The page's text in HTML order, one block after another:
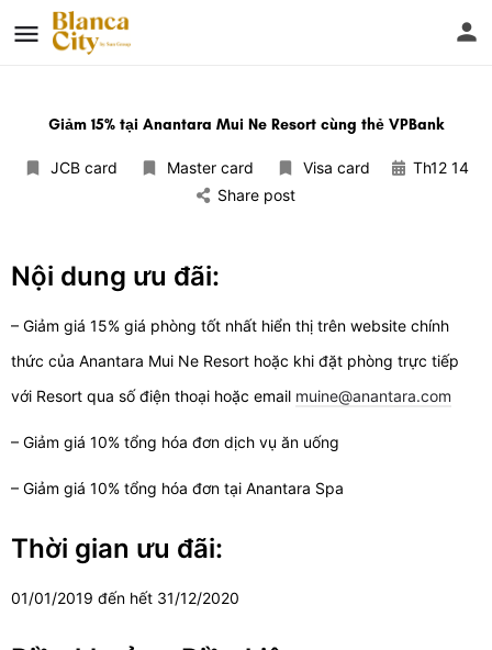
Giảm 15% tại Anantara Mui Ne Resort cùng thẻ VPBank
JCB card Master card Visa card
Th12 14
Share post
Nội dung ưu đãi:
– Giảm giá 15% giá phòng tốt nhất hiển thị trên website chính
thức của Anantara Mui Ne Resort hoặc khi đặt phòng trực tiếp
với Resort qua số điện thoại hoặc email muine@anantara.com
– Giảm giá 10% tổng hóa đơn dịch vụ ăn uống
– Giảm giá 10% tổng hóa đơn tại Anantara Spa
Thời gian ưu đãi:
01/01/2019 đến hết 31/12/2020